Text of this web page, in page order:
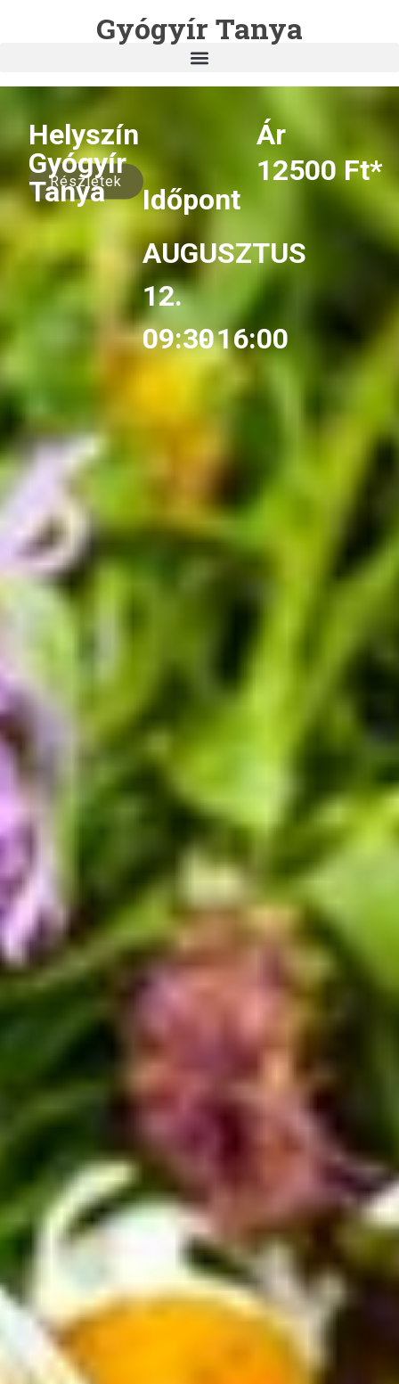
Gyógyír Tanya
Részletek
Helyszín
Gyógyír
Tanya
Időpont
AUGUSZTUS
12.
09:30- 16:00
Ár
12500 Ft*